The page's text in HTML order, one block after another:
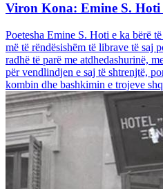
Viron Kona: Emine S.
Poetesha Emine S. Hoti e ka bërë
më të rëndësishëm të librave të saj
radhë të parë me atdhedashurinë,
për vendlindjen e saj të shtrenjtë,
kombin dhe bashkimin e trojeve